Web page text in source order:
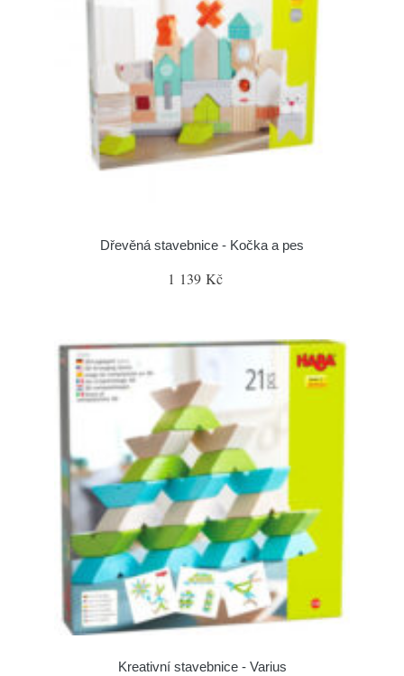
Dřevěná stavebnice - Kočka a pes
1 139 Kč
Kreativní stavebnice - Varius